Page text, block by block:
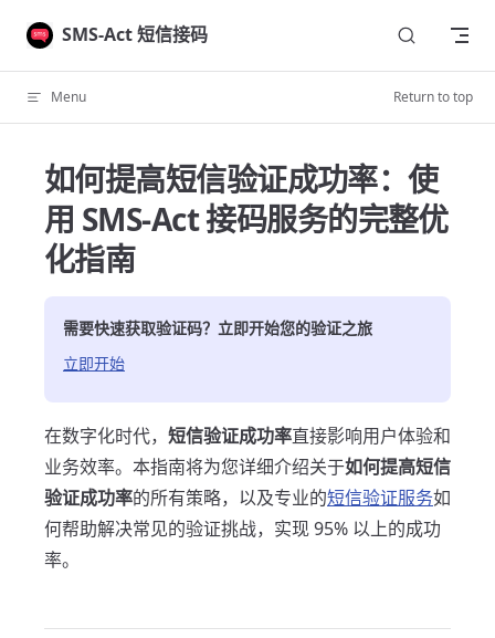
Skip to content
SMS-Act 短信接码
Menu Return to top
如何提高短信验证成功率：使
用 SMS-Act 接码服务的完整优
化指南
需要快速获取验证码？立即开始您的验证之旅
立即开始
在数字化时代， 短信验证成功率直接影响用户体验和
业务效率。本指南将为您详细介绍关于如何提高短信
验证成功率的所有策略，以及专业的短信验证服务如
何帮助解决常见的验证挑战，实现 95% 以上的成功
率。